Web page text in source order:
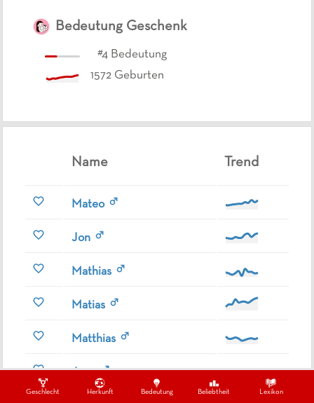
Geschlecht Herkunft Bedeutung Beliebtheit Lexikon
Bedeutung Geschenk
#4 Bedeutung
1572 Geburten
Name Trend
Mateo
Jon
Mathias
Matias
Matthias
Jano